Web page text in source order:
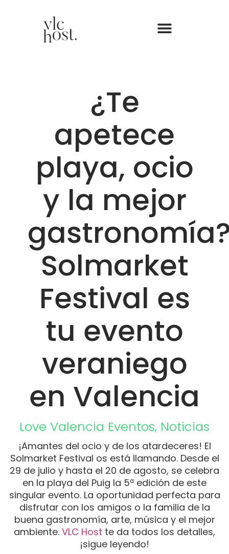
¿Te
apetece
playa, ocio
y la mejor
Solmarket
Festival es
tu evento
veraniego
en Valencia
Love Valencia Eventos, Noticias
¡Amantes del ocio y de los atardeceres! El
Solmarket Festival os está llamando. Desde el
29 de julio y hasta el 20 de agosto, se celebra
en la playa del Puig la 5ª edición de este
singular evento. La oportunidad perfecta para
disfrutar con los amigos o la familia de la
buena gastronomía, arte, música y el mejor
ambiente. VLC Host te da todos los detalles,
¡sigue leyendo!